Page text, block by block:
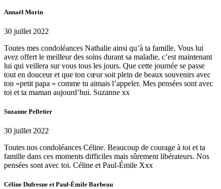
Annaël Morin
30 juillet 2022
Toutes mes condoléances Nathalie ainsi qu’à ta famille. Vous lui
avez offert le meilleur des soins durant sa maladie, c’est maintenant
lui qui veillera sur vous tous les jours. Que cette journée se passe
tout en douceur et que ton cœur soit plein de beaux souvenirs avec
ton «petit papa » comme tu aimais l’appeler. Mes pensées sont avec
toi et ta maman aujourd’hui. Suzanne xx
Suzanne Pelletier
30 juillet 2022
Toutes nos condoléances Céline. Beaucoup de courage à toi et ta
famille dans ces moments difficiles mais sûrement libérateurs. Nos
pensées sont avec toi. Céline et Paul-Émile Xxx
Céline Dufresne et Paul-Émile Barbeau